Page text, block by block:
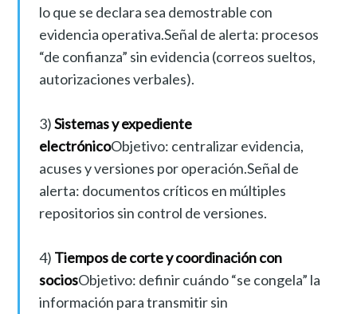
lo que se declara sea demostrable con
evidencia operativa.Señal de alerta: procesos
“de confianza” sin evidencia (correos sueltos,
autorizaciones verbales).
3)Sistemas y expediente
electrónicoObjetivo: centralizar evidencia,
acuses y versiones por operación.Señal de
alerta: documentos críticos en múltiples
repositorios sin control de versiones.
4) Tiempos de corte y coordinación con
sociosObjetivo: definir cuándo “se congela” la
información para transmitir sin